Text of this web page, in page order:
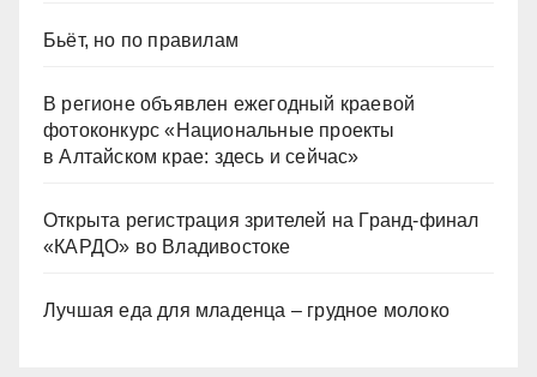
Бьёт, но по правилам
В регионе объявлен ежегодный краевой
фотоконкурс «Национальные проекты
в Алтайском крае: здесь и сейчас»
Открыта регистрация зрителей на Гранд-финал
«КАРДО» во Владивостоке
Лучшая еда для младенца – грудное молоко